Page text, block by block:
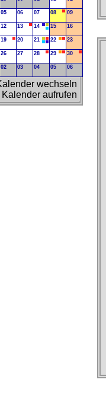
05 06 07 08 09
12 13 14 15 16
19 20 21 22 23
26 27 28 29 30
02 03 04 05 06
Kalender aufrufen